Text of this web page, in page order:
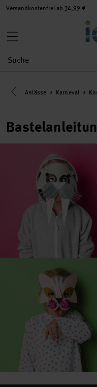
Versandkostenfrei ab 34,99 €
Eine Kategorie
Anlässe Karneval